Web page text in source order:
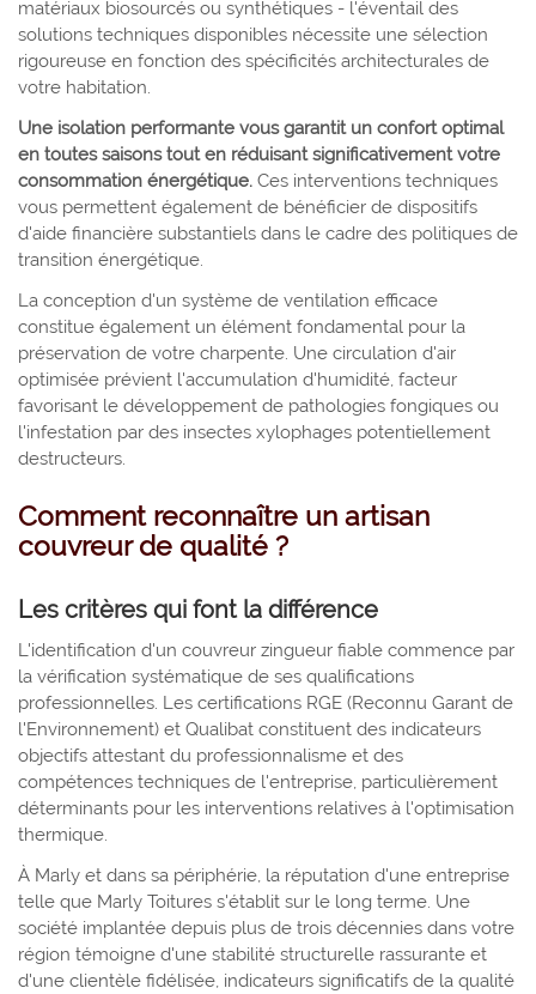
matériaux biosourcés ou synthétiques - l'éventail des
solutions techniques disponibles nécessite une sélection
rigoureuse en fonction des spécificités architecturales de
votre habitation.
Une isolation performante vous garantit un confort optimal
en toutes saisons tout en réduisant significativement votre
consommation énergétique. Ces interventions techniques
vous permettent également de bénéficier de dispositifs
d'aide financière substantiels dans le cadre des politiques de
transition énergétique.
La conception d'un système de ventilation efficace
constitue également un élément fondamental pour la
préservation de votre charpente. Une circulation d'air
optimisée prévient l'accumulation d'humidité, facteur
favorisant le développement de pathologies fongiques ou
l'infestation par des insectes xylophages potentiellement
destructeurs.
Comment reconnaître un artisan
couvreur de qualité ?
Les critères qui font la différence
L'identification d'un couvreur zingueur fiable commence par
la vérification systématique de ses qualifications
professionnelles. Les certifications RGE (Reconnu Garant de
l'Environnement) et Qualibat constituent des indicateurs
objectifs attestant du professionnalisme et des
compétences techniques de l'entreprise, particulièrement
déterminants pour les interventions relatives à l'optimisation
thermique.
À Marly et dans sa périphérie, la réputation d'une entreprise
telle que Marly Toitures s'établit sur le long terme. Une
société implantée depuis plus de trois décennies dans votre
région témoigne d'une stabilité structurelle rassurante et
d'une clientèle fidélisée, indicateurs significatifs de la qualité